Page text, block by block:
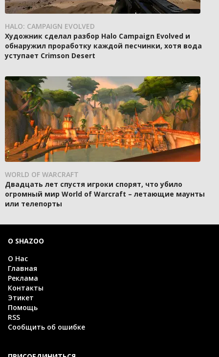
HALO: CAMPAIGN EVOLVED
Художник сделал разбор Halo Campaign Evolved и
обнаружил проработку каждой песчинки, хотя вода
уступает Crimson Desert
WORLD OF WARCRAFT
Двадцать лет спустя игроки спорят, что убило
огромный мир World of Warcraft – летающие маунты
или телепорты
О SHAZOO
О Нас
Главная
Реклама
Контакты
Этикет
Помощь
RSS
Сообщить об ошибке